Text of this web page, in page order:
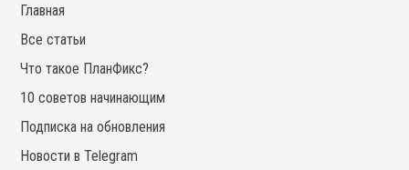
Главная
Все статьи
Что такое ПланФикс?
10 советов начинающим
Подписка на обновления
Новости в Telegram